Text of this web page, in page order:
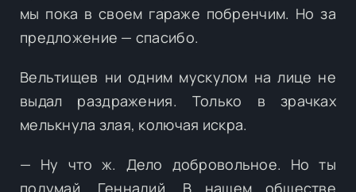
мы пока в своем гараже побренчим. Но за
предложение — спасибо.
Вельтищев ни одним мускулом на лице не
выдал раздражения. Только в зрачках
мелькнула злая, колючая искра.
— Ну что ж. Дело добровольное. Но ты
подумай, Геннадий. В нашем обществе